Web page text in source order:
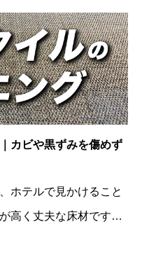
カビや黒ずみを傷めず
ホテルで見かけること
高く丈夫な床材です